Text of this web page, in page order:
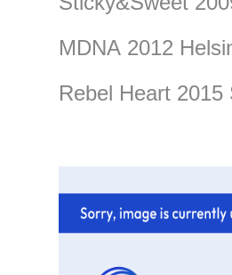
MDNA 2012
Rebel Heart 2015